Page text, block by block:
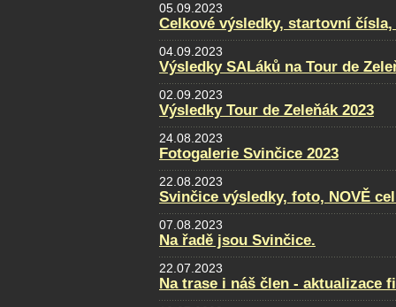
05.09.2023
Celkové výsledky, startovní
04.09.2023
Výsledky SALáků na Tour de
02.09.2023
Výsledky Tour de Zeleňák 2023
24.08.2023
Fotogalerie Svinčice 2023
22.08.2023
Svinčice výsledky, foto, NOVĚ
07.08.2023
Na řadě jsou Svinčice.
22.07.2023
Na trase i náš člen - aktualizace